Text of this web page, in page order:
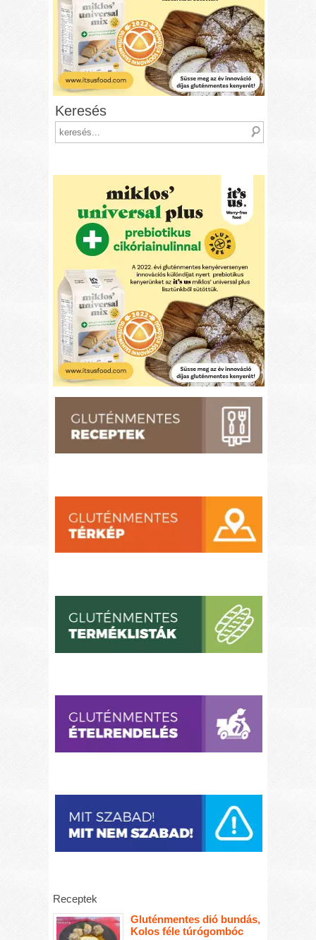
Keresés
Receptek
Gluténmentes dió bundás,
Kolos féle túrógombóc